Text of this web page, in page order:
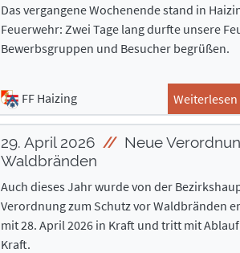
Das vergangene Wochenende stand in
Feuerwehr: Zwei Tage lang durfte unsere
Bewerbsgruppen und Besucher begrüßen.
FF Haizing
29. April 2026
Neue
Waldbränden
Auch dieses Jahr wurde von der
Verordnung zum Schutz vor Waldbränden
mit 28. April 2026 in Kraft und tritt mit
Kraft.